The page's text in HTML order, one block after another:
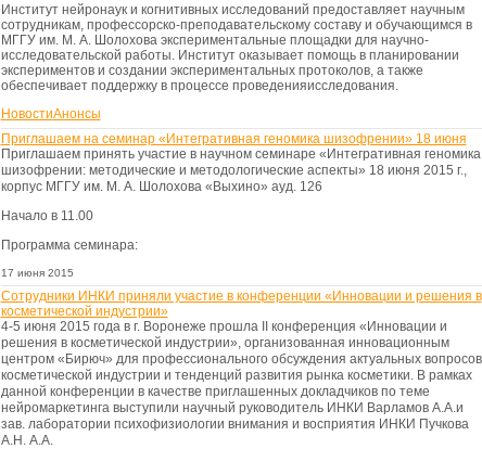
Институт нейронаук и когнитивных исследований предоставляет научным
сотрудникам, профессорско-преподавательскому составу и обучающимся в
МГГУ им. М. А. Шолохова экспериментальные площадки для научно-
исследовательской работы. Институт оказывает помощь в планировании
экспериментов и создании экспериментальных протоколов, а также
обеспечивает поддержку в процессе проведенияисследования.
НовостиАнонсы
Приглашаем на семинар «Интегративная геномика шизофрении» 18 июня
Приглашаем принять участие в научном семинаре «Интегративная геномика
шизофрении: методические и методологические аспекты» 18 июня 2015 г.,
корпус МГГУ им. М. А. Шолохова «Выхино» ауд. 126
Начало в 11.00
Программа семинара:
17 июня 2015
Сотрудники ИНКИ приняли участие в конференции «Инновации и решения в
косметической индустрии»
4-5 июня 2015 года в г. Воронеже прошла II конференция «Инновации и
решения в косметической индустрии», организованная инновационным
центром «Бирюч» для профессионального обсуждения актуальных вопросов
косметической индустрии и тенденций развития рынка косметики. В рамках
данной конференции в качестве приглашенных докладчиков по теме
нейромаркетинга выступили научный руководитель ИНКИ Варламов А.А.и
зав. лаборатории психофизиологии внимания и восприятия ИНКИ Пучкова
А.Н. А.А.